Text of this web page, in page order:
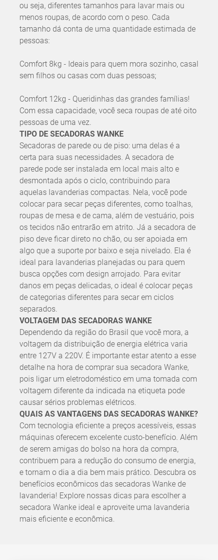
ou seja, diferentes tamanhos para lavar mais ou
menos roupas, de acordo com o peso. Cada
tamanho dá conta de uma quantidade estimada de
pessoas:
Comfort 8kg - Ideais para quem mora sozinho, casal
sem filhos ou casas com duas pessoas;
Comfort 12kg - Queridinhas das grandes famílias!
Com essa capacidade, você seca roupas de até oito
pessoas de uma vez.
TIPO DE SECADORAS WANKE
Secadoras de parede ou de piso: uma delas é a
certa para suas necessidades. A secadora de
parede pode ser instalada em local mais alto e
desmontada após o ciclo, contribuindo para
aquelas lavanderias compactas. Nela, você pode
colocar para secar peças diferentes, como toalhas,
roupas de mesa e de cama, além de vestuário, pois
os tecidos não entrarão em atrito. Já a secadora de
piso deve ficar direto no chão, ou ser apoiada em
algo que a suporte por baixo e seja nivelado. Ela é
ideal para lavanderias planejadas ou para quem
busca opções com design arrojado. Para evitar
danos em peças delicadas, o ideal é colocar peças
de categorias diferentes para secar em ciclos
separados.
VOLTAGEM DAS SECADORAS WANKE
Dependendo da região do Brasil que você mora, a
voltagem da distribuição de energia elétrica varia
entre 127V a 220V. É importante estar atento a esse
detalhe na hora de comprar sua secadora Wanke,
pois ligar um eletrodoméstico em uma tomada com
voltagem diferente da indicada na etiqueta pode
causar sérios problemas elétricos.
QUAIS AS VANTAGENS DAS SECADORAS WANKE?
Com tecnologia eficiente a preços acessíveis, essas
máquinas oferecem excelente custo-benefício. Além
de serem amigas do bolso na hora da compra,
contribuem para a redução do consumo de energia,
e tornam o dia a dia bem mais prático. Descubra os
benefícios econômicos das secadoras Wanke de
lavanderia! Explore nossas dicas para escolher a
secadora Wanke ideal e aproveite uma lavanderia
mais eficiente e econômica.